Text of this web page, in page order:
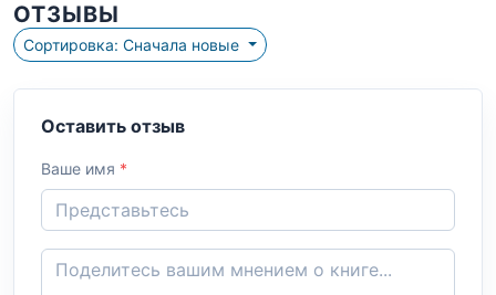
ОТЗЫВЫ
Сортировка: Сначала новые
Оставить отзыв
Ваше имя *